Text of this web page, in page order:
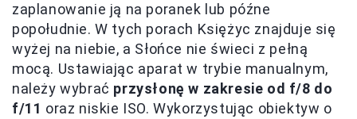
zaplanowanie ją na poranek lub późne
popołudnie. W tych porach Księżyc znajduje się
wyżej na niebie, a Słońce nie świeci z pełną
mocą. Ustawiając aparat w trybie manualnym,
należy wybrać przysłonę w zakresie od f/8 do
f/11 oraz niskie ISO. Wykorzystując obiektyw o